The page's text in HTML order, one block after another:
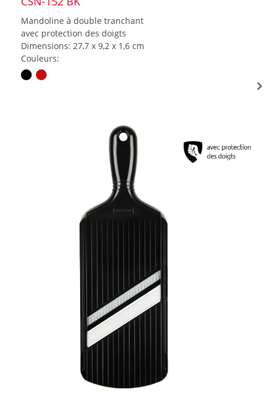
Mandoline à double tranchant
avec protection des doigts
Dimensions: 27,7 x 9,2 x 1,6 cm
Couleurs: